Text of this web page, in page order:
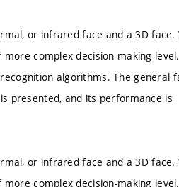
or infrared face and a 3D face.
complex decision-making
algorithms. The general
presented, and its performance is
or infrared face and a 3D face.
complex decision-making